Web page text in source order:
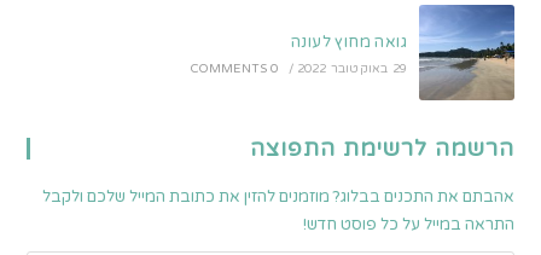
גואה מחוץ לעונה
29 באוקטובר 2022 /
0 COMMENTS
הרשמה לרשימת התפוצה
אהבתם את התכנים בבלוג? מוזמנים להזין את כתובת המייל שלכם ולקבל
התראה במייל על כל פוסט חדש!